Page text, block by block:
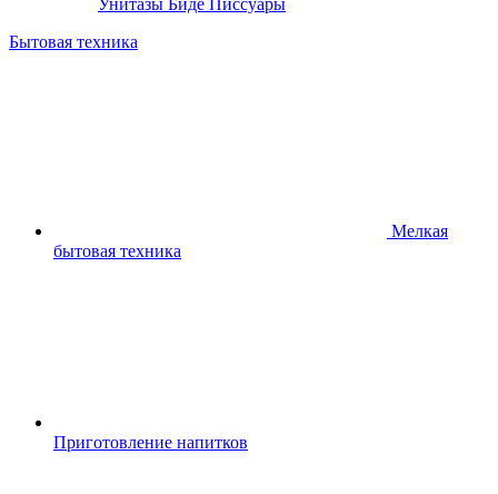
Унитазы Биде Писсуары
Бытовая техника
Мелкая
бытовая техника
Приготовление напитков